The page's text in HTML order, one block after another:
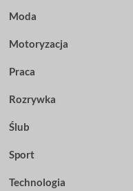
Moda
Motoryzacja
Praca
Rozrywka
Ślub
Sport
Technologia